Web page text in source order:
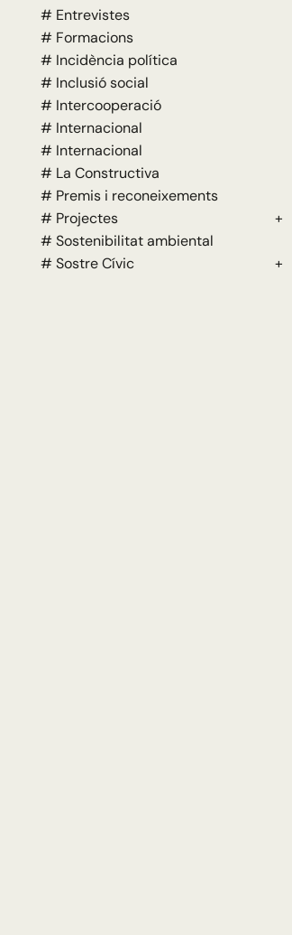
# Entrevistes
# Formacions
# Incidència política
# Inclusió social
# Intercooperació
# Internacional
# Internacional
# La Constructiva
# Premis i reconeixements
# Projectes
+
# Sostenibilitat ambiental
# Sostre Cívic
+